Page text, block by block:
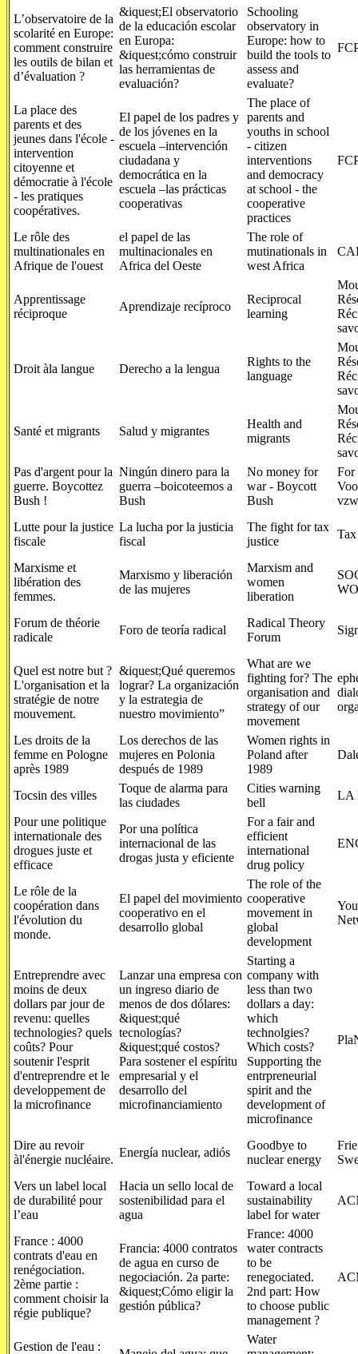
L’observatoire de la
scolarité en Europe:
comment construire
les outils de bilan et
d’évaluation ?
&iquest;El observatorio
de la educación escolar
en Europa:
&iquest;cómo construir
las herramientas de
evaluación?
Schooling
observatory in
Europe: how to
build the tools to
assess and
evaluate?
La place des
parents et des
jeunes dans l'école -
intervention
citoyenne et
démocratie à l'école
- les pratiques
coopératives.
El papel de los padres y
de los jóvenes en la
escuela –intervención
ciudadana y
democrática en la
escuela –las prácticas
cooperativas
The place of
parents and
youths in school
- citizen
interventions
and democracy
at school - the
cooperative
practices
Le rôle des
multinationales en
Afrique de l'ouest
el papel de las
multinacionales en
Africa del Oeste
The role of
mutinationals in
west Africa
Apprentissage
réciproque
Aprendizaje recíproco
Reciprocal
learning
Droit àla langue Derecho a la lengua
Rights to the
language
Santé et migrants Salud y migrantes
Health and
migrants
Pas d'argent pour la
guerre. Boycottez
Bush !
Ningún dinero para la
guerra –boicoteemos a
Bush
No money for
war - Boycott
Bush
For
vzw
Lutte pour la justice
fiscale
La lucha por la justicia
fiscal
The fight for tax
justice
Marxisme et
libération des
femmes.
Marxismo y liberación
de las mujeres
Marxism and
women
liberation
Forum de théorie
radicale
Foro de teoría radical
Radical Theory
Forum
Quel est notre but ?
L'organisation et la
stratégie de notre
mouvement.
&iquest;Qué queremos
lograr? La organización
y la estrategia de
nuestro movimiento”
What are we
fighting for? The
organisation and
strategy of our
movement
Les droits de la
femme en Pologne
après 1989
Los derechos de las
mujeres en Polonia
después de 1989
Women rights in
Poland after
1989
Tocsin des villes
Toque de alarma para
las ciudades
Cities warning
bell
LA
Pour une politique
internationale des
drogues juste et
efficace
Por una política
internacional de las
drogas justa y eficiente
For a fair and
efficient
international
drug policy
Le rôle de la
coopération dans
l'évolution du
monde.
El papel del movimiento
cooperativo en el
desarrollo global
The role of the
cooperative
movement in
global
development
Entreprendre avec
moins de deux
dollars par jour de
revenu: quelles
technologies? quels
coûts? Pour
soutenir l'esprit
d'entreprendre et le
developpement de
la microfinance
Lanzar una empresa con
un ingreso diario de
menos de dos dólares:
&iquest;qué
tecnologías?
&iquest;qué costos?
Para sostener el espíritu
empresarial y el
desarrollo del
microfinanciamiento
Starting a
company with
less than two
dollars a day:
which
technolgies?
Which costs?
Supporting the
entrpreneurial
spirit and the
development of
microfinance
Dire au revoir
àl'énergie nucléaire.
Energía nuclear, adiós
Goodbye to
nuclear energy
Vers un label local
de durabilité pour
l’eau
Hacia un sello local de
sostenibilidad para el
agua
Toward a local
sustainability
label for water
France : 4000
contrats d'eau en
renégociation.
2ème partie :
comment choisir la
régie publique?
Francia: 4000 contratos
de agua en curso de
negociación. 2a parte:
&iquest;Cómo eligir la
gestión pública?
France: 4000
water contracts
to be
renegociated.
2nd part: How
to choose public
management ?
Gestion de l'eau :
Water